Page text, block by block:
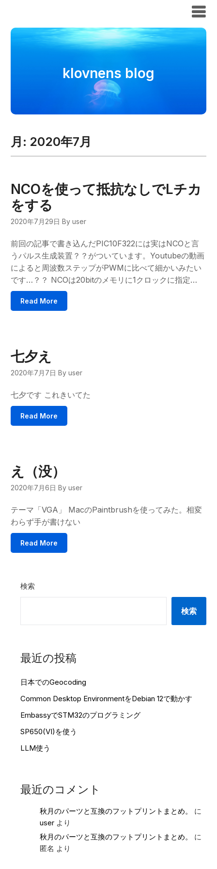
klovnens blog
月: 2020年7月
NCOを使って抵抗なしでLチカ
をする
2020年7月29日 By user
前回の記事で書き込んだPIC10F322には実はNCOと言
うパルス生成装置？？がついています。Youtubeの動画
によると周波数ステップがPWMに比べて細かいみたい
です…？？ NCOは20bitのメモリに1クロックに指定…
Read More
七夕え
2020年7月7日 By user
七夕です これきいてた
Read More
え（没）
2020年7月6日 By user
テーマ「VGA」 MacのPaintbrushを使ってみた。相変
わらず手が書けない
Read More
検索
検索
最近の投稿
日本でのGeocoding
Common Desktop EnvironmentをDebian 12で動かす
EmbassyでSTM32のプログラミング
SP650(VI)を使う
LLM使う
最近のコメント
秋月のパーツと互換のフットプリントまとめ。
に
user より
秋月のパーツと互換のフットプリントまとめ。
に
匿名 より